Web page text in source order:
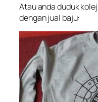
Atau anda duduk
dengan jual baju: